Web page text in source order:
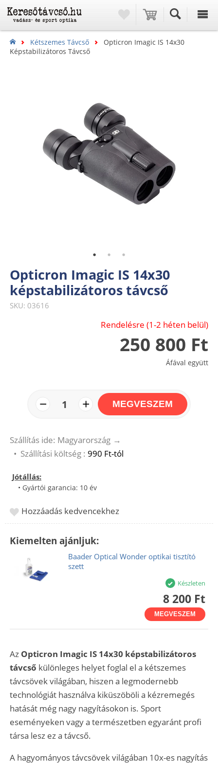
Kétszemes Távcső
Opticron Imagic IS 14x30
Képstabilizátoros Távcső
Opticron Imagic IS 14x30
képstabilizátoros távcső
SKU: 03616
Rendelésre (1-2 héten belül)
250 800 Ft
Áfával együtt
− 1 + MEGVESZEM
Szállítás ide: Magyarország →
• Szállítási költség : 990 Ft-tól
Jótállás:
• Gyártói garancia: 10 év
Hozzáadás kedvencekhez
Kiemelten ajánljuk:
Baader Optical Wonder optikai tisztító
szett
Készleten
8 200 Ft
MEGVESZEM
Az Opticron Imagic IS 14x30 képstabilizátoros
távcső különleges helyet foglal el a kétszemes
távcsövek világában, hiszen a legmodernebb
technológiát használva kiküszöböli a kézremegés
hatását még nagy nagyításokon is. Sport
eseményeken vagy a természetben egyaránt profi
társa lesz ez a távcső.
A hagyományos távcsövek világában 10x-es nagyítás